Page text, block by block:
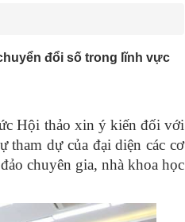
đổi số trong lĩnh vực
Hội thảo xin ý kiến đối với
tham dự của đại diện các cơ
chuyên gia, nhà khoa học